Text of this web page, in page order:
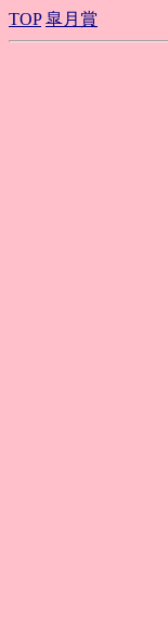
TOP 皐月賞